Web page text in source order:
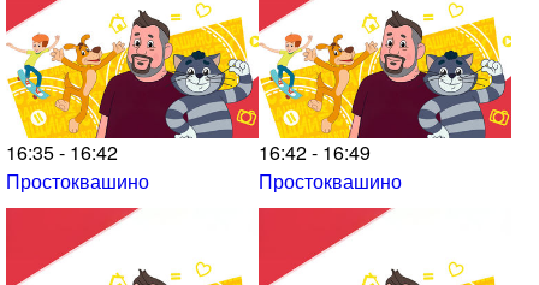
16:35 - 16:42
Простоквашино
16:42 - 16:49
Простоквашино